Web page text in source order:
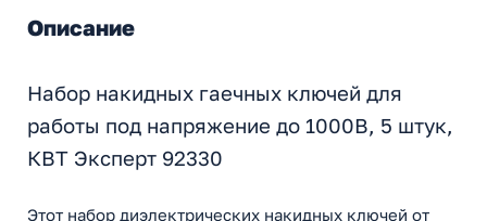
Описание
Набор накидных гаечных ключей для
работы под напряжение до 1000В, 5 штук,
КВТ Эксперт 92330
Этот набор диэлектрических накидных ключей от